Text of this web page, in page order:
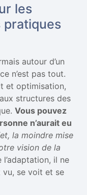
les
pratiques
autour d’un
n’est pas tout.
et optimisation,
structures des
Vous pouvez
n’aurait eu
la moindre mise
vision de la
il ne
vu, se voit et se